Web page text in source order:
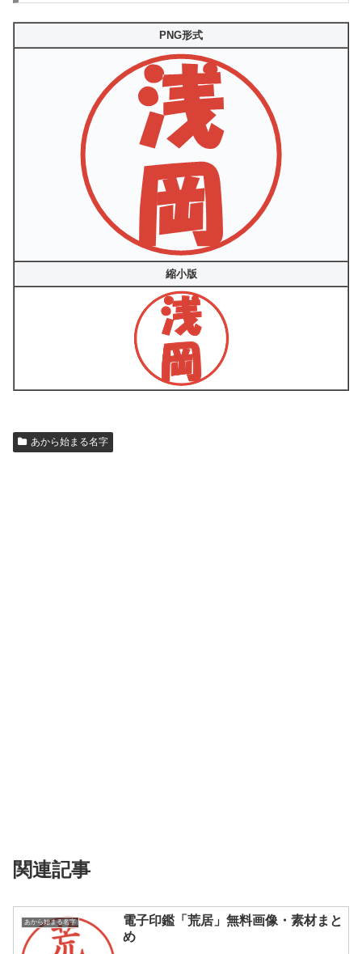
PNG形式
縮小版
あから始まる名字
関連記事
あから始まる名字
電子印鑑「荒居」無料画像・素材まと
め